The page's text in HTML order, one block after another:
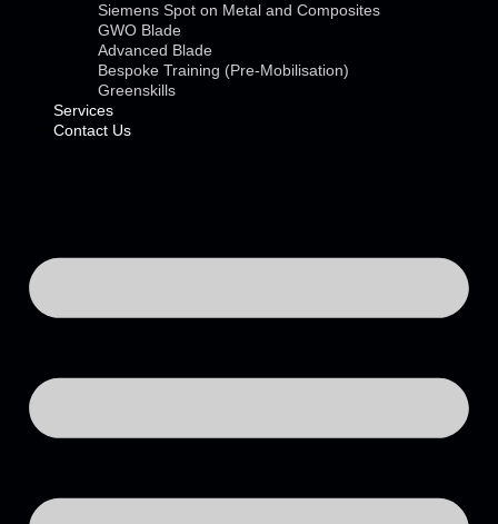
Siemens Spot on Metal and Composites
GWO Blade
Advanced Blade
Bespoke Training (Pre-Mobilisation)
Greenskills
Services
Contact Us